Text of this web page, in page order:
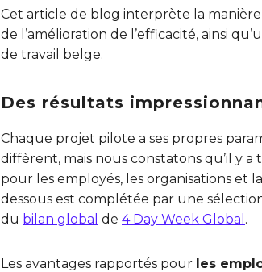
Cet article de blog interprète la
de l’amélioration de l’efficacité, ainsi
de travail belge.
Des résultats
Chaque projet pilote a ses propres
diffèrent, mais nous constatons qu’il y
pour les employés, les organisations et
dessous est complétée par une
du bilan global de 4 Day Week Global .
Les avantages rapportés pour les